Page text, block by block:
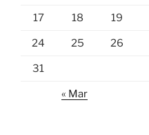
17 18 19
24 25 26
31
« Mar